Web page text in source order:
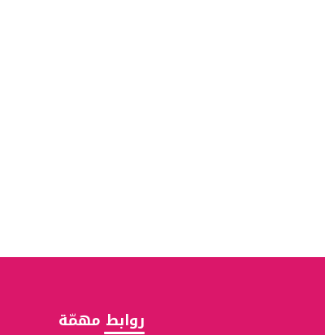
روابط مهمّة